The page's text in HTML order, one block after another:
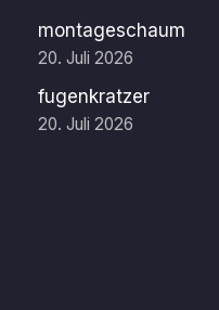
montageschaum
20. Juli 2026
fugenkratzer
20. Juli 2026